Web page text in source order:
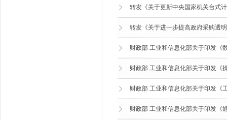
转发《关于更新中央国家机关台式
转发《关于进一步提高政府采购透
财政部 工业和信息化部关于印发《
财政部 工业和信息化部关于印发《
财政部 工业和信息化部关于印发《
财政部 工业和信息化部关于印发《